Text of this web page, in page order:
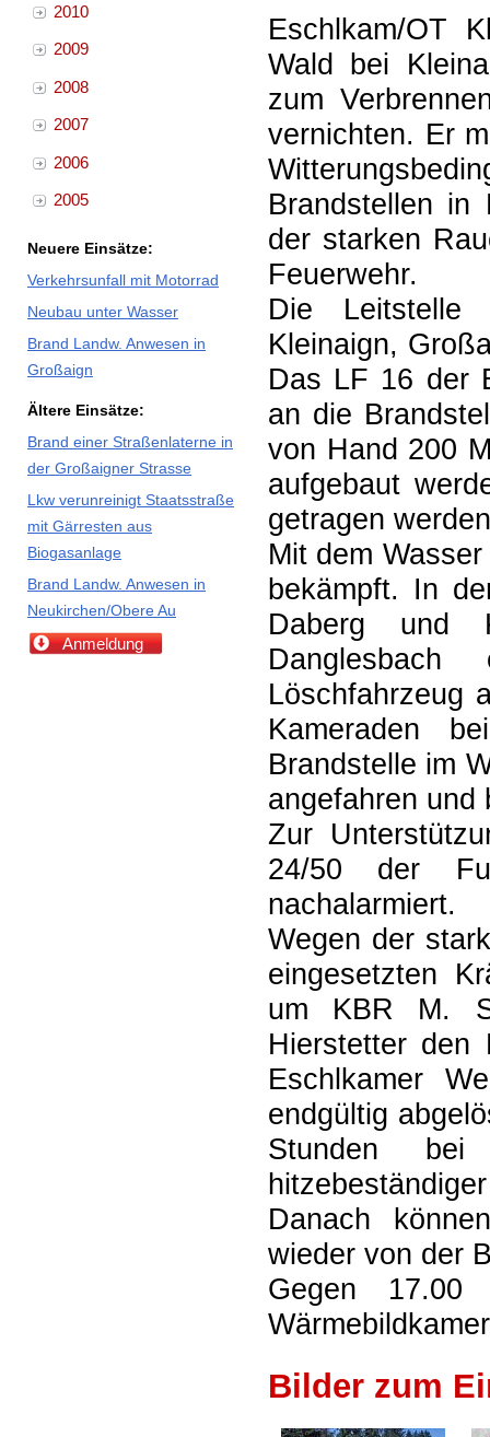
Eschlkam/OT
Wald bei
zum
vernichten. Er
Brandstellen
der starken
Feuerwehr.
Die Leitstelle
Kleinaign,
Das LF 16 der
an die
von Hand 200
aufgebaut
getragen
Mit dem
bekämpft. In
Daberg und
Löschfahrzeug
Kameraden
Brandstelle im
angefahren und
Zur
24/50 der
nachalarmiert.
Wegen der
eingesetzten
um KBR M.
Hierstetter den
Eschlkamer
endgültig
Stunden bei
Danach
wieder von der
Gegen 17.00
Bilder zum
2010
2009
2008
2007
2006
2005
Neuere Einsätze:
Verkehrsunfall mit Motorrad
Neubau unter Wasser
Brand Landw. Anwesen in
Großaign
Ältere Einsätze:
Brand einer Straßenlaterne in
der Großaigner Strasse
Lkw verunreinigt Staatsstraße
mit Gärresten aus
Biogasanlage
Brand Landw. Anwesen in
Neukirchen/Obere Au
Anmeldung